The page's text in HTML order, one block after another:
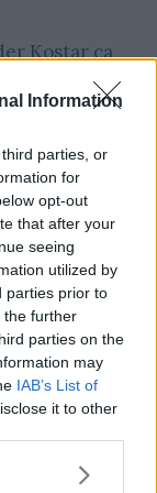
Information
parties, or
for
opt-out
that after your
seeing
utilized by
parties prior to
the further
parties on the
may
IAB’s List of
it to other
more Google
Kostar ca
tygarmband!
Recept på starka